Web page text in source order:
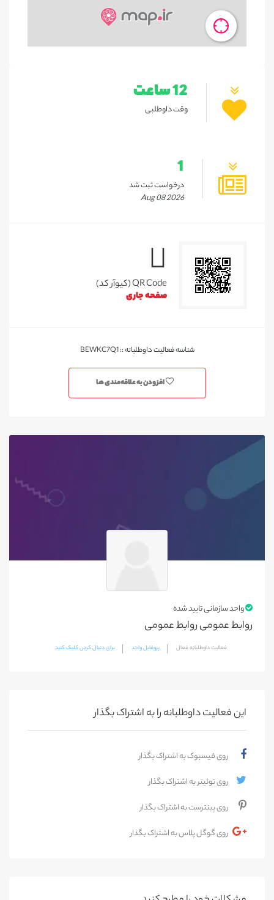
12 ساعت
وقت داوطلبی
1
درخواست ثبت شد
Aug 08 2026
QR Code (کیوآر کد)
صفحه جاری
شناسه فعالیت داوطلبانه :: BEWKC7Q1
افزودن به علاقه‌مندی ها
واحد سازمانی تایید شده
روابط عمومی روابط عمومی
فعالیت داوطلبانه فعال پروفایل واحد برای دنبال کردن کلیک کنید
این فعالیت‌ داوطلبانه را به اشتراک بگذار
روی فیسبوک به اشتراک بگذار
روی توئیتر به اشتراک بگذار
روی پینترست به اشتراک بگذار
روی گوگل پلاس به اشتراک بگذار